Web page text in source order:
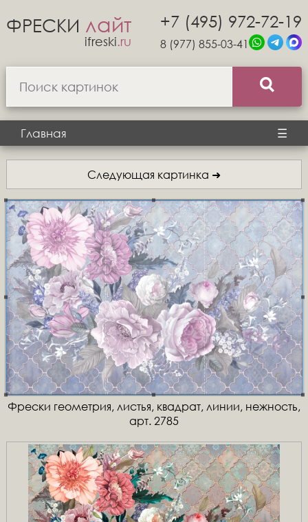
ФРЕСКИ лайт
ifreski.ru
+7 (495) 972-72-19
8 (977) 855-03-41
Главная ☰
Следующая картинка ➜
Фрески геометрия, листья, квадрат, линии, нежность,
арт. 2785